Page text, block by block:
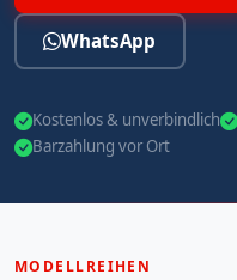
WhatsApp
Kostenlos & unverbindlich
Barzahlung vor Ort
MODELLREIHEN